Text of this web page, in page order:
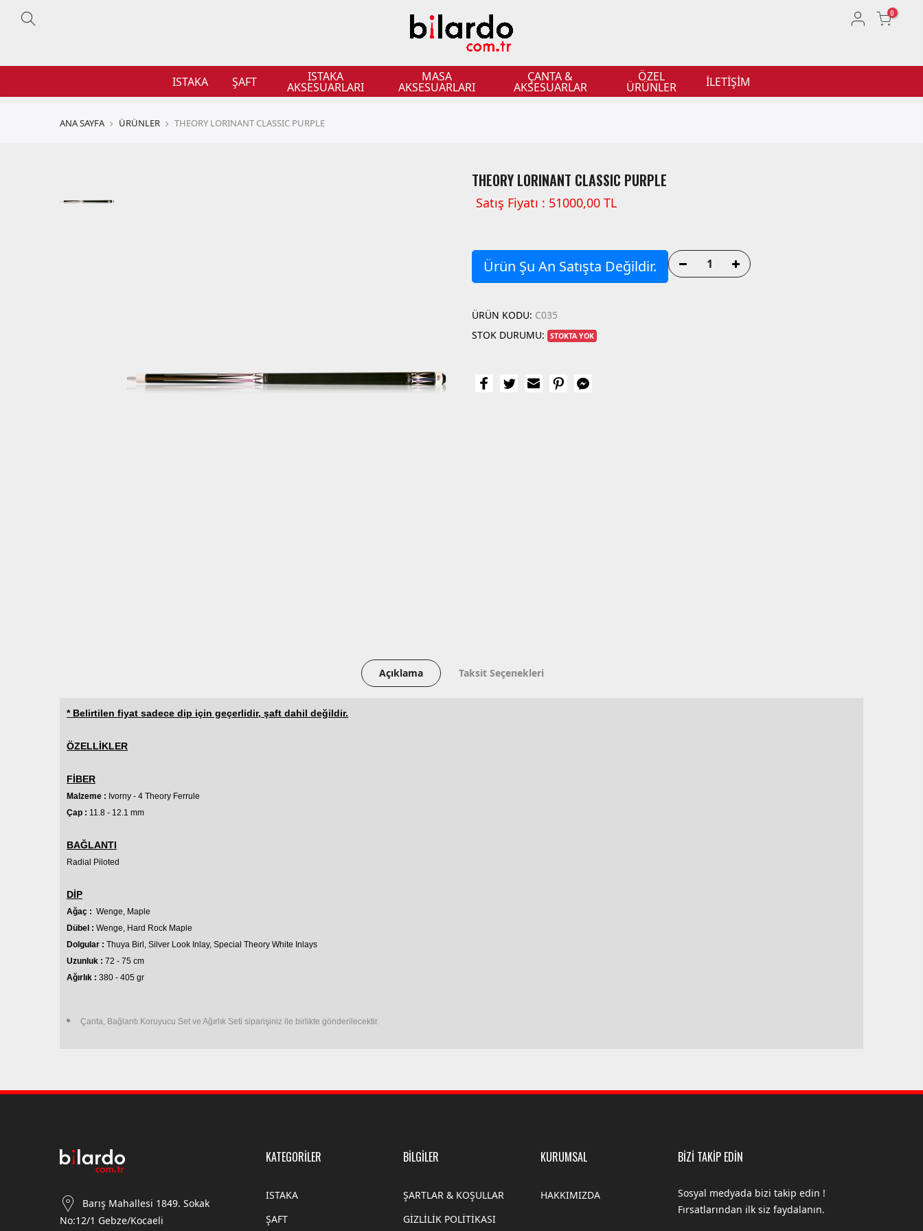
0
ISTAKA ŞAFT ISTAKA
AKSESUARLARI
MASA
AKSESUARLARI
ÇANTA &
AKSESUARLAR
ÖZEL
ÜRÜNLER İLETİŞİM
ANA SAYFA ÜRÜNLER THEORY LORINANT CLASSIC PURPLE
THEORY LORINANT CLASSIC PURPLE
Satış Fiyatı : 51000,00 TL
Ürün Şu An Satışta Değildir.
ÜRÜN KODU: C035
STOK DURUMU:
STOKTA YOK
Açıklama Taksit Seçenekleri
* Belirtilen fiyat sadece dip için geçerlidir, şaft dahil değildir.
ÖZELLİKLER
FİBER
Malzeme : Ivorny - 4 Theory Ferrule
Çap : 11.8 - 12.1 mm
BAĞLANTI
Radial Piloted
DİP
Ağaç : Wenge, Maple
Dübel : Wenge, Hard Rock Maple
Dolgular : Thuya Birl, Silver Look Inlay, Special Theory White Inlays
Uzunluk : 72 - 75 cm
Ağırlık : 380 - 405 gr
Çanta, Bağlantı Koruyucu Set ve Ağırlık Seti siparişiniz ile birlikte gönderilecektir.
Barış Mahallesi 1849. Sokak
No:12/1 Gebze/Kocaeli
KATEGORİLER
ISTAKA
ŞAFT
BİLGİLER
ŞARTLAR & KOŞULLAR
GİZLİLİK POLİTİKASI
KURUMSAL
HAKKIMIZDA
BİZİ TAKİP EDİN
Sosyal medyada bizi takip edin !
Fırsatlarından ilk siz faydalanın.